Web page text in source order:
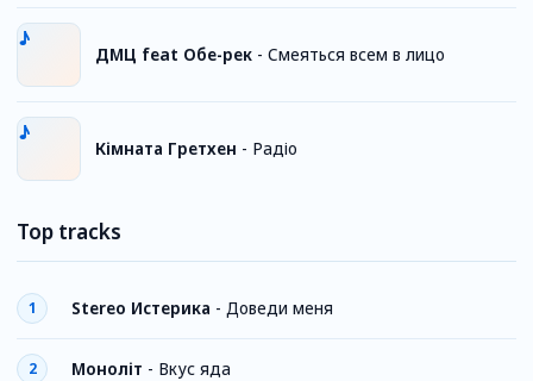
ДМЦ feat Обе-рек - Смеяться всем в лицо
Кімната Гретхен - Радіо
Top tracks
1 Stereo Истерика - Доведи меня
2 Моноліт - Вкус яда